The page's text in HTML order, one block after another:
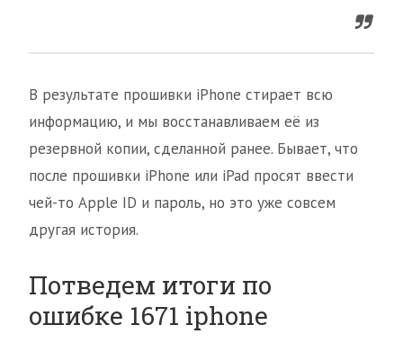
В результате прошивки iPhone стирает всю
информацию, и мы восстанавливаем её из
резервной копии, сделанной ранее. Бывает, что
после прошивки iPhone или iPad просят ввести
чей-то Apple ID и пароль, но это уже совсем
другая история.
Потведем итоги по
ошибке 1671 iphone